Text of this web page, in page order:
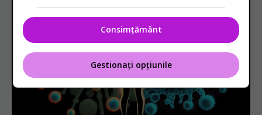
Consimțământ
Gestionați opțiunile